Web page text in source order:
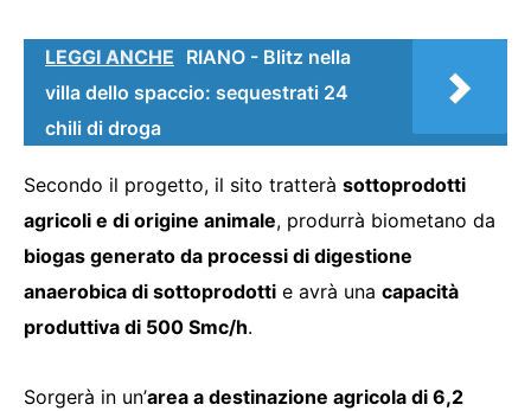
LEGGI ANCHE RIANO - Blitz nella
villa dello spaccio: sequestrati 24
chili di droga
Secondo il progetto, il sito tratterà sottoprodotti
agricoli e di origine animale, produrrà biometano da
biogas generato da processi di digestione
anaerobica di sottoprodotti e avrà una capacità
produttiva di 500 Smc/h.
Sorgerà in un’area a destinazione agricola di 6,2